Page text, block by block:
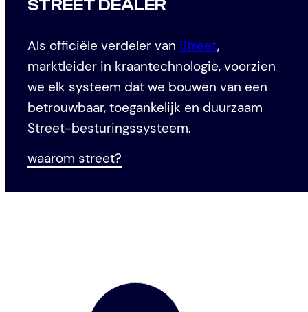
STREET DEALER
Als officiële verdeler van Street,
marktleider in kraantechnologie, voorzien
we elk systeem dat we bouwen van een
betrouwbaar, toegankelijk en duurzaam
Street-besturingssysteem.
waarom street?